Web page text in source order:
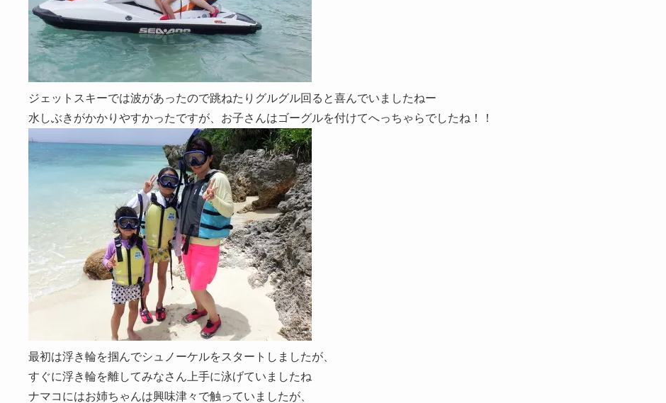
ジェットスキーでは波があったので跳ねたりグルグル回ると喜んでいましたねー
水しぶきがかかりやすかったですが、お子さんはゴーグルを付けてへっちゃらでしたね！！
最初は浮き輪を掴んでシュノーケルをスタートしましたが、
すぐに浮き輪を離してみなさん上手に泳げていましたね
ナマコにはお姉ちゃんは興味津々で触っていましたが、